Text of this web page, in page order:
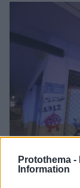
Protothema -
Information